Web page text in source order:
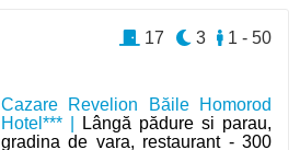
Cazare Revelion Băile Homorod
Hotel*** |
Lângă pădure si parau,
gradina de vara, restaurant - 300
1 - 50
3
17